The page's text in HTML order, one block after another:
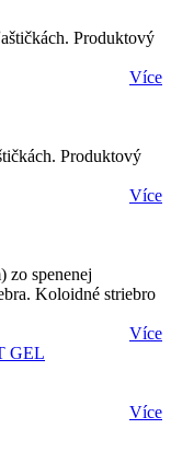
Produktový
Více
Produktový
Více
zo spenenej
Koloidné striebro
Více
GEL
Více